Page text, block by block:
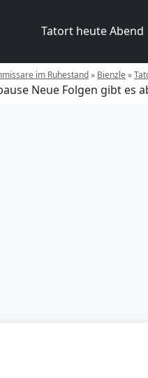
Tatort heute Abend
im Ruhestand» Bienzle»
Neue Folgen gibt es